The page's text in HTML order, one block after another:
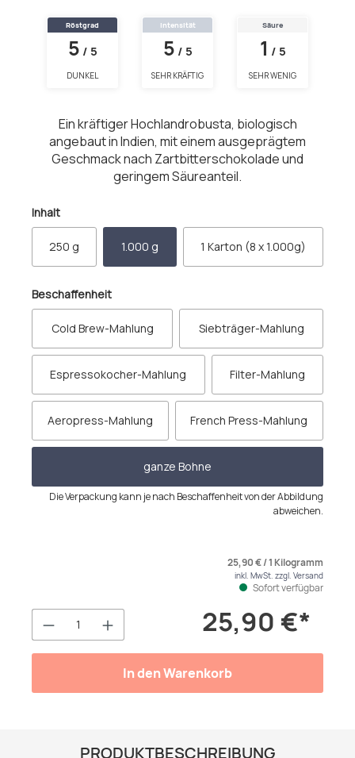
Röstgrad
5 / 5
DUNKEL
Intensität
5 / 5
SEHR KRÄFTIG
Säure
1 / 5
SEHR WENIG
Ein kräftiger Hochlandrobusta, biologisch
angebaut in Indien, mit einem ausgeprägtem
Geschmack nach Zartbitterschokolade und
geringem Säureanteil.
Inhaltauswählen
250 g 1.000 g 1 Karton (8 x 1.000g)
Beschaffenheitauswählen
Cold Brew-Mahlung Siebträger-Mahlung
Espressokocher-Mahlung Filter-Mahlung
Aeropress-Mahlung French Press-Mahlung
ganze Bohne
Die Verpackung kann je nach Beschaffenheit von der Abbildung
abweichen.
Produkt Anzahl: Gib den25,90 €*
25,90 € / 1 Kilogramm
inkl. MwSt. zzgl. Versand
Sofort verfügbar
In den Warenkorb
PRODUKTBESCHREIBUNG